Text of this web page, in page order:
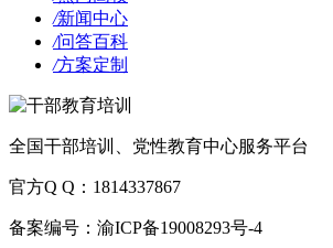
/新闻中心
/问答百科
/方案定制
全国干部培训、党性教育中心服务平台
官方Q Q：1814337867
备案编号：渝ICP备19008293号-4